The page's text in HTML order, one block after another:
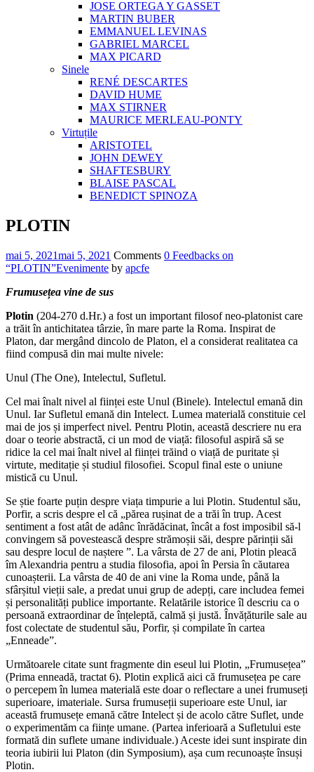
JOSE ORTEGA Y GASSET
MARTIN BUBER
EMMANUEL LEVINAS
GABRIEL MARCEL
MAX PICARD
Sinele
RENÉ DESCARTES
DAVID HUME
MAX STIRNER
MAURICE MERLEAU-PONTY
Virtuțile
ARISTOTEL
JOHN DEWEY
SHAFTESBURY
BLAISE PASCAL
BENEDICT SPINOZA
PLOTIN
mai 5, 2021mai 5, 2021 Comments 0 Feedbacks on
“PLOTIN”Evenimente by apcfe
Frumusețea vine de sus
Plotin (204-270 d.Hr.) a fost un important filosof neo-platonist care
a trăit în antichitatea târzie, în mare parte la Roma. Inspirat de
Platon, dar mergând dincolo de Platon, el a considerat realitatea ca
fiind compusă din mai multe nivele:
Unul (The One), Intelectul, Sufletul.
Cel mai înalt nivel al ființei este Unul (Binele). Intelectul emană din
Unul. Iar Sufletul emană din Intelect. Lumea materială constituie cel
mai de jos și imperfect nivel. Pentru Plotin, această descriere nu era
doar o teorie abstractă, ci un mod de viață: filosoful aspiră să se
ridice la cel mai înalt nivel al ființei trăind o viață de puritate și
virtute, meditație și studiul filosofiei. Scopul final este o uniune
mistică cu Unul.
Se știe foarte puțin despre viața timpurie a lui Plotin. Studentul său,
Porfir, a scris despre el că „părea rușinat de a trăi în trup. Acest
sentiment a fost atât de adânc înrădăcinat, încât a fost imposibil să-l
convingem să povestească despre strămoșii săi, despre părinții săi
sau despre locul de naștere ”. La vârsta de 27 de ani, Plotin pleacă
îm Alexandria pentru a studia filosofia, apoi în Persia în căutarea
cunoașterii. La vârsta de 40 de ani vine la Roma unde, până la
sfârșitul vieții sale, a predat unui grup de adepți, care includea femei
și personalități publice importante. Relatările istorice îl descriu ca o
persoană extraordinar de înțeleptă, calmă și justă. Învățăturile sale au
fost colectate de studentul său, Porfir, și compilate în cartea
„Enneade”.
Următoarele citate sunt fragmente din eseul lui Plotin, „Frumusețea”
(Prima enneadă, tractat 6). Plotin explică aici că frumusețea pe care
o percepem în lumea materială este doar o reflectare a unei frumuseți
superioare, imateriale. Sursa frumuseții superioare este Unul, iar
această frumusețe emană către Intelect și de acolo către Suflet, unde
o experimentăm ca ființe umane. (Partea inferioară a Sufletului este
formată din suflete umane individuale.) Aceste idei sunt inspirate din
teoria iubirii lui Platon (din Symposium), așa cum recunoaște însuși
Plotin.